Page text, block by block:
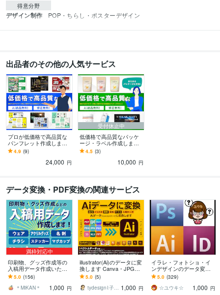
得意分野
デザイン制作 POP・ちらし・ポスターデザイン
出品者のその他の人気サービス
プロが低価格で高品質な
パンフレット作成します
現役デザイナーが作成！
クレジット表記するだけ
4.9 (9)
24,000 円
受付休止中
低価格で高品質なパッケ
ージ・ラベル作成します
現場のプロが作る、"売れ
る"パッケージです！
4.5 (3)
10,000 円
データ変換・PDF変換の関連サービス
満枠対応中
印刷物、グッズ作成等の
入稿用データ作成いたし
ます 入稿チェック通過ま
でお付き合いします！ご
安心ください
5.0 (156)
＊MiKAN＊
1,000 円
illustrator(Ai)のデータに変
換します Canva・JPG・P
DF・その他データからAi
に変換！
5.0 (5)
tydesign⌇子育てパパのデザイン室 1,000 円
イラレ・フォトショ・イ
ンデザインのデータ変換
します デザイン作成のご
相談はDMより受けており
ます
5.0 (329)
☆ユウキ☆
1,000 円